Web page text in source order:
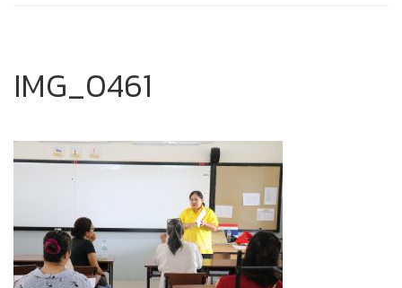
IMG_0461